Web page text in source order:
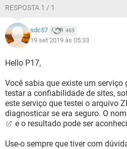
RESPOSTA 1 / 1
sdc57 469
19 set 2019 às 05:33
Hello P17,
Você sabia que existe um
testar a confiabilidade de sites,
este serviço que testei o arquivo
diagnosticar se era seguro. O
e o resultado pode ser
Use-o sempre que tiver com